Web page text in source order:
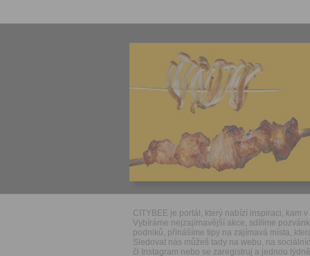
CITYBEE je portál, který nabízí inspiraci, kam v
Vybíráme nejzajímavější akce, sdílíme
podniků, přinášíme tipy na zajímavá místa,
Sledovat nás můžeš tady na webu, na
či Instagram nebo se zaregistruj a jednou